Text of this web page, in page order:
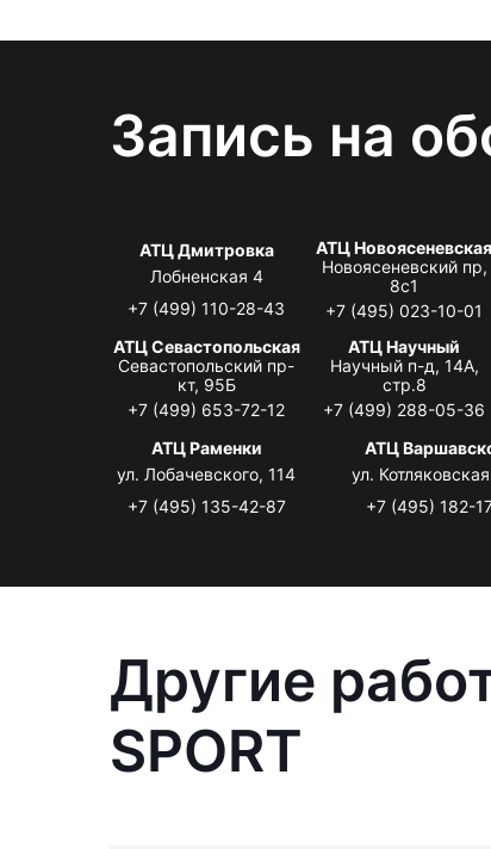
Запись на
АТЦ Дмитровка
Лобненская 4
+7 (499) 110-28-43
АТЦ Новоясеневская
Новоясеневский пр,
8с1
+7 (495) 023-10-01
АТЦ Севастопольская
Севастопольский пр-
кт, 95Б
+7 (499) 653-72-12
АТЦ Научный
Научный п-д, 14А,
стр.8
+7 (499) 288-05-36
АТЦ Раменки
ул. Лобачевского, 114
+7 (495) 135-42-87
АТЦ
ул.
+7 (495) 182-
Другие
SPORT